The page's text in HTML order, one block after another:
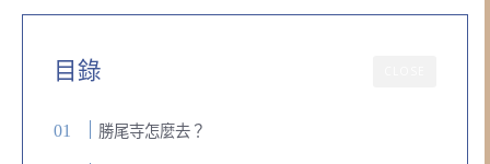
目錄
勝尾寺怎麼去？